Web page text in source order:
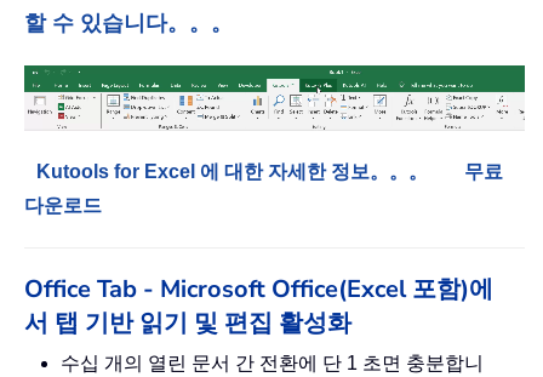
할 수 있습니다。。。
Kutools for Excel 에 대한 자세한 정보。。。
무료
다운로드
Office Tab - Microsoft Office(Excel 포함)에
서 탭 기반 읽기 및 편집 활성화
수십 개의 열린 문서 간 전환에 단 1 초면 충분합니